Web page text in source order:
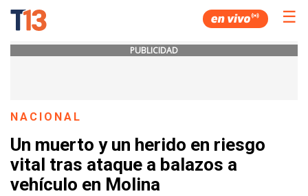
☰
PUBLICIDAD
NACIONAL
Un muerto y un herido en riesgo
vital tras ataque a balazos a
vehículo en Molina